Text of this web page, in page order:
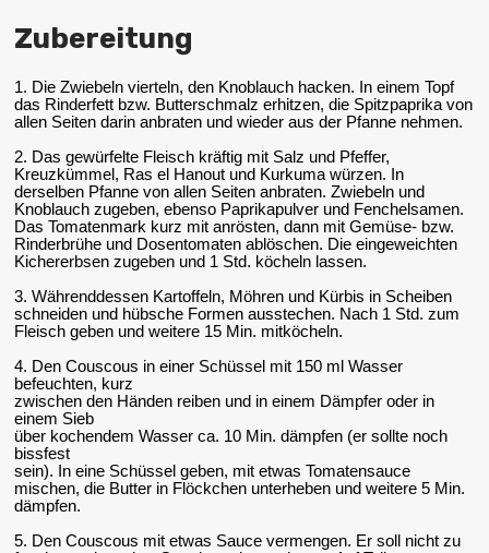
Zubereitung
1. Die Zwiebeln vierteln, den Knoblauch hacken. In einem Topf
das Rinderfett bzw. Butterschmalz erhitzen, die Spitzpaprika von
allen Seiten darin anbraten und wieder aus der Pfanne nehmen.
2. Das gewürfelte Fleisch kräftig mit Salz und Pfeffer,
Kreuzkümmel, Ras el Hanout und Kurkuma würzen. In
derselben Pfanne von allen Seiten anbraten. Zwiebeln und
Knoblauch zugeben, ebenso Paprikapulver und Fenchelsamen.
Das Tomatenmark kurz mit anrösten, dann mit Gemüse- bzw.
Rinderbrühe und Dosentomaten ablöschen. Die eingeweichten
Kichererbsen zugeben und 1 Std. köcheln lassen.
3. Währenddessen Kartoffeln, Möhren und Kürbis in Scheiben
schneiden und hübsche Formen ausstechen. Nach 1 Std. zum
Fleisch geben und weitere 15 Min. mitköcheln.
4. Den Couscous in einer Schüssel mit 150 ml Wasser
befeuchten, kurz
zwischen den Händen reiben und in einem Dämpfer oder in
einem Sieb
über kochendem Wasser ca. 10 Min. dämpfen (er sollte noch
bissfest
sein). In eine Schüssel geben, mit etwas Tomatensauce
mischen, die Butter in Flöckchen unterheben und weitere 5 Min.
dämpfen.
5. Den Couscous mit etwas Sauce vermengen. Er soll nicht zu